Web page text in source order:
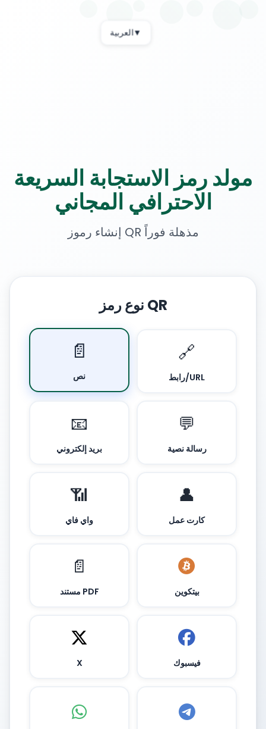
العربية▼
مولد رمز الاستجابة السريعة
الاحترافي المجاني
إنشاء رموز QR مذهلة فوراً
نوع رمز QR
📄
نص
🔗
رابط/URL
📧
بريد إلكتروني
💬
رسالة نصية
📶
واي فاي
👤
كارت عمل
📄
مستند PDF بيتكوين
X فيسبوك